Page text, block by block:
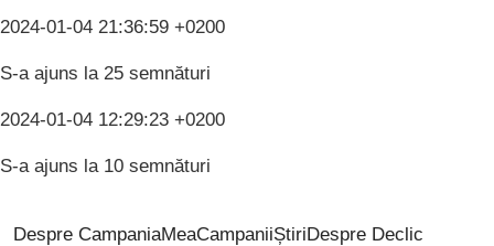
2024-01-04 21:36:59 +0200
S-a ajuns la 25 semnături
2024-01-04 12:29:23 +0200
S-a ajuns la 10 semnături
Despre CampaniaMeaCampaniiȘtiriDespre Declic